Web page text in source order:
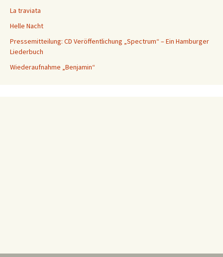
La traviata
Helle Nacht
Pressemitteilung: CD Veröffentlichung „Spectrum“ – Ein Hamburger
Liederbuch
Wiederaufnahme „Benjamin“